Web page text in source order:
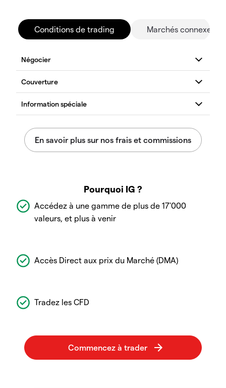
Conditions de trading Marchés connexes
Pourquoi IG ?
Accédez à une gamme de plus de 17'000
valeurs, et plus à venir
Accès Direct aux prix du Marché (DMA)
Tradez les CFD